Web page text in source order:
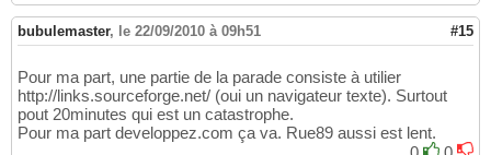
bubulemaster, le 22/09/2010 à 09h51 #15
Pour ma part, une partie de la parade consiste à utilier
http://links.sourceforge.net/ (oui un navigateur texte). Surtout
pout 20minutes qui est un catastrophe.
Pour ma part developpez.com ça va. Rue89 aussi est lent.